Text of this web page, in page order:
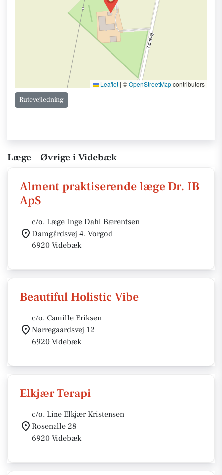
Leaflet | ©OpenStreetMapcontributors
Rutevejledning
Læge - Øvrige i Videbæk
Alment praktiserende læge Dr. IB
ApS
c/o. Læge Inge Dahl Bærentsen
Damgårdsvej 4, Vorgod
6920 Videbæk
Beautiful Holistic Vibe
c/o. Camille Eriksen
Nørregaardsvej 12
6920 Videbæk
Elkjær Terapi
c/o. Line Elkjær Kristensen
Rosenalle 28
6920 Videbæk